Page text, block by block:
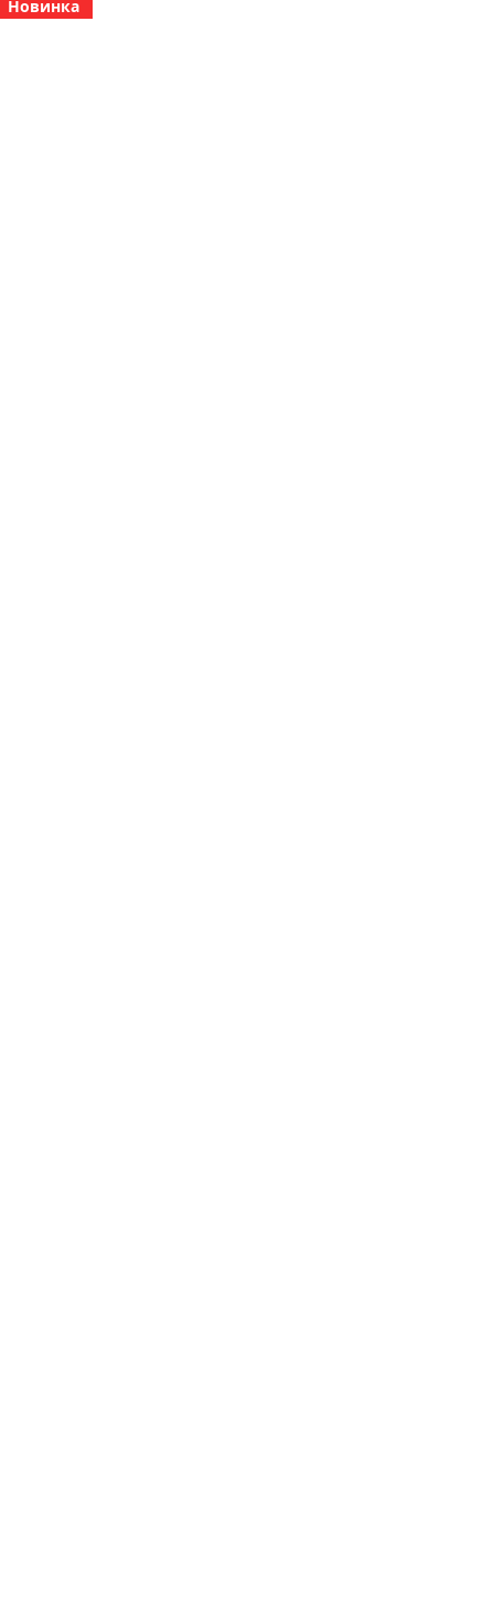
Новинка